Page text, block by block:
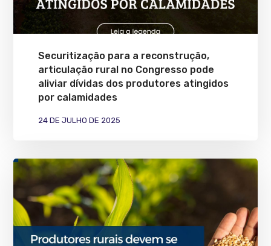
Securitização para a reconstrução,
articulação rural no Congresso pode
aliviar dívidas dos produtores atingidos
por calamidades
24 DE JULHO DE 2025